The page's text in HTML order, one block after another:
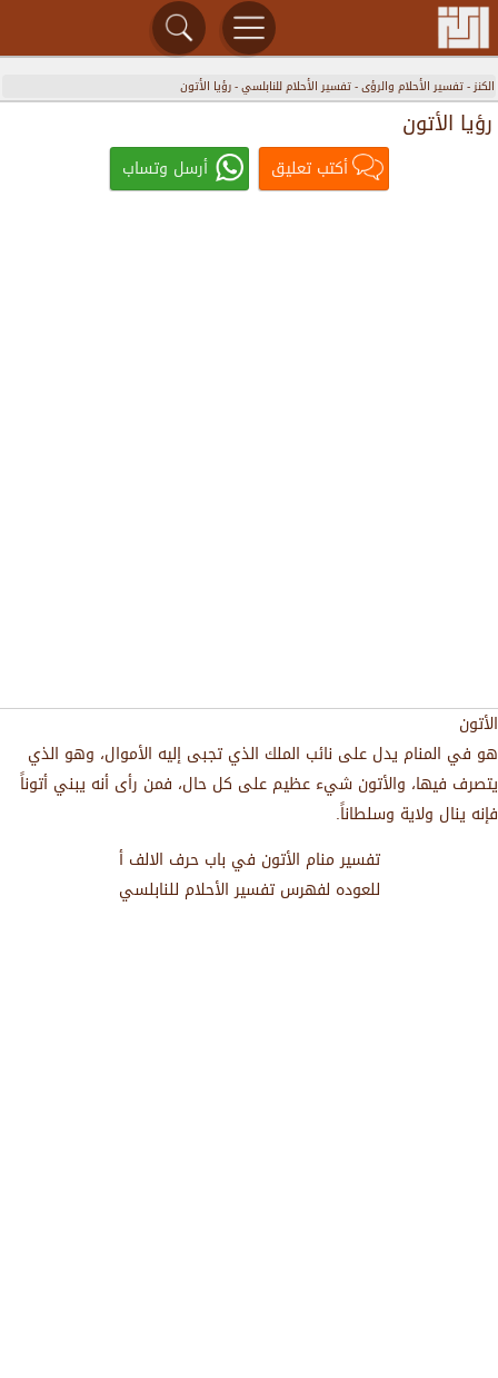
الكنز-تفسير الأحلام والرؤى-تفسير الأحلام للنابلسي-رؤيا الأتون
رؤيا الأتون
أكتب تعليق أرسل وتساب
الأتون
هو في المنام يدل على نائب الملك الذي تجبى إليه الأموال، وهو الذي
يتصرف فيها، والأتون شيء عظيم على كل حال، فمن رأى أنه يبني أتوناً
فإنه ينال ولاية وسلطاناً.
تفسير منام الأتون في باب حرف الالف أ
للعوده لفهرس تفسير الأحلام للنابلسي